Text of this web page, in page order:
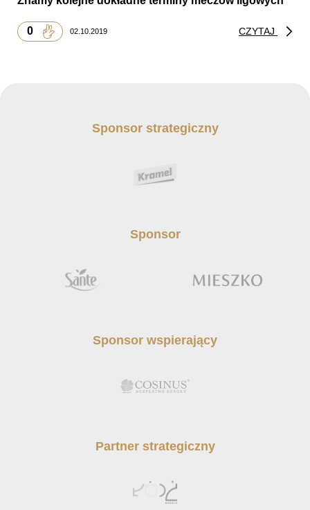
0 02.10.2019 CZYTAJ
Sponsor strategiczny
Sponsor
Sponsor wspierający
Partner strategiczny